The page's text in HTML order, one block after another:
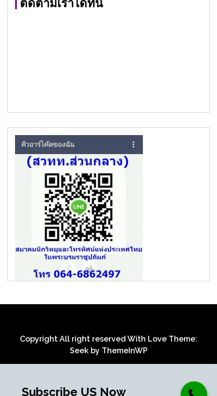
ติดตามเราได้ที่นี่
Copyright All right reserved With Love Theme:
Seek by ThemeInWP
Subscribe US Now